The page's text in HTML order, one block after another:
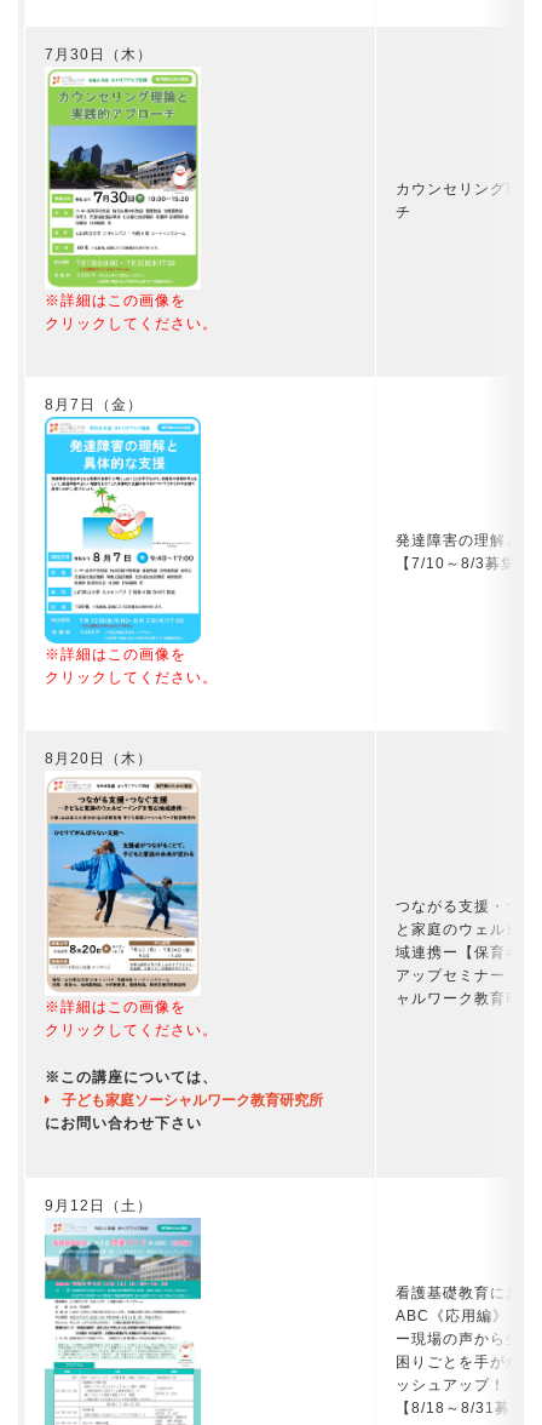
7月30日（木）
※詳細はこの画像を
クリックしてください。
カウンセリング理
チ
8月7日（金）
※詳細はこの画像を
クリックしてください。
発達障害の理解と具
【7/10～8/3募集】
8月20日（木）
※詳細はこの画像を
クリックしてください。
※この講座については、
子ども家庭ソーシャルワーク教育研究所
にお問い合わせ下さい
つながる支援・つ
と家庭のウェルビ
域連携ー【保育者
アップセミナー（
ャルワーク教育研究
9月12日（土）
看護基礎教育にお
ABC《応用編》
ー現場の声から生
困りごとを手がか
ッシュアップ！－
【8/18～8/31募集】